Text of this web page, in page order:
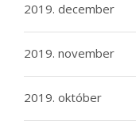
2019. december
2019. november
2019. október